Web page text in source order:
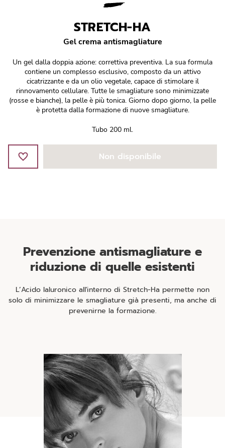
Réponse Délicate
Réponse Cosmake-up
Réponse Fondamentale
Réponse Soleil
STRETCH-HA
Gel crema antismagliature
Un gel dalla doppia azione: correttiva preventiva. La sua formula
contiene un complesso esclusivo, composto da un attivo
cicatrizzante e da un olio vegetale, capace di stimolare il
rinnovamento cellulare. Tutte le smagliature sono minimizzate
(rosse e bianche), la pelle è più tonica. Giorno dopo giorno, la pelle
è protetta dalla formazione di nuove smagliature.
Tubo 200 ml.
Non disponibile
Prevenzione antismagliature e
riduzione di quelle esistenti
L’Acido Ialuronico all'interno di Stretch-Ha permette non
solo di minimizzare le smagliature già presenti, ma anche di
prevenirne la formazione.